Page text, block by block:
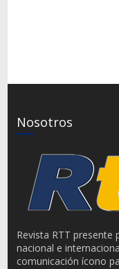
Nosotros
Revista RTT presente
nacional e
comunicación ícono